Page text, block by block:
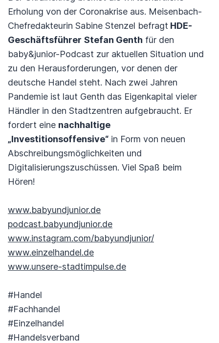
Erholung von der Coronakrise aus. Meisenbach-
Chefredakteurin Sabine Stenzel befragt HDE-
Geschäftsführer Stefan Genth für den
baby&junior-Podcast zur aktuellen Situation und
zu den Herausforderungen, vor denen der
deutsche Handel steht. Nach zwei Jahren
Pandemie ist laut Genth das Eigenkapital vieler
Händler in den Stadtzentren aufgebraucht. Er
fordert eine nachhaltige
„Investitionsoffensive“ in Form von neuen
Abschreibungsmöglichkeiten und
Digitalisierungszuschüssen. Viel Spaß beim
Hören!
www.babyundjunior.de
podcast.babyundjunior.de
www.instagram.com/babyundjunior/
www.einzelhandel.de
www.unsere-stadtimpulse.de
#Handel
#Fachhandel
#Einzelhandel
#Handelsverband